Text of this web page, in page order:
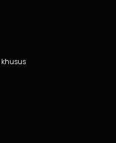
khusus